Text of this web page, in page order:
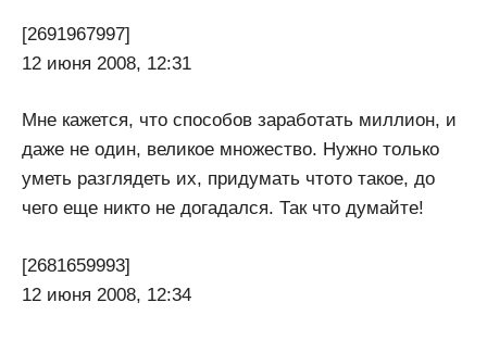
[2691967997]
12 июня 2008, 12:31
Мне кажется, что способов заработать миллион, и
даже не один, великое множество. Нужно только
уметь разглядеть их, придумать чтото такое, до
чего еще никто не догадался. Так что думайте!
[2681659993]
12 июня 2008, 12:34